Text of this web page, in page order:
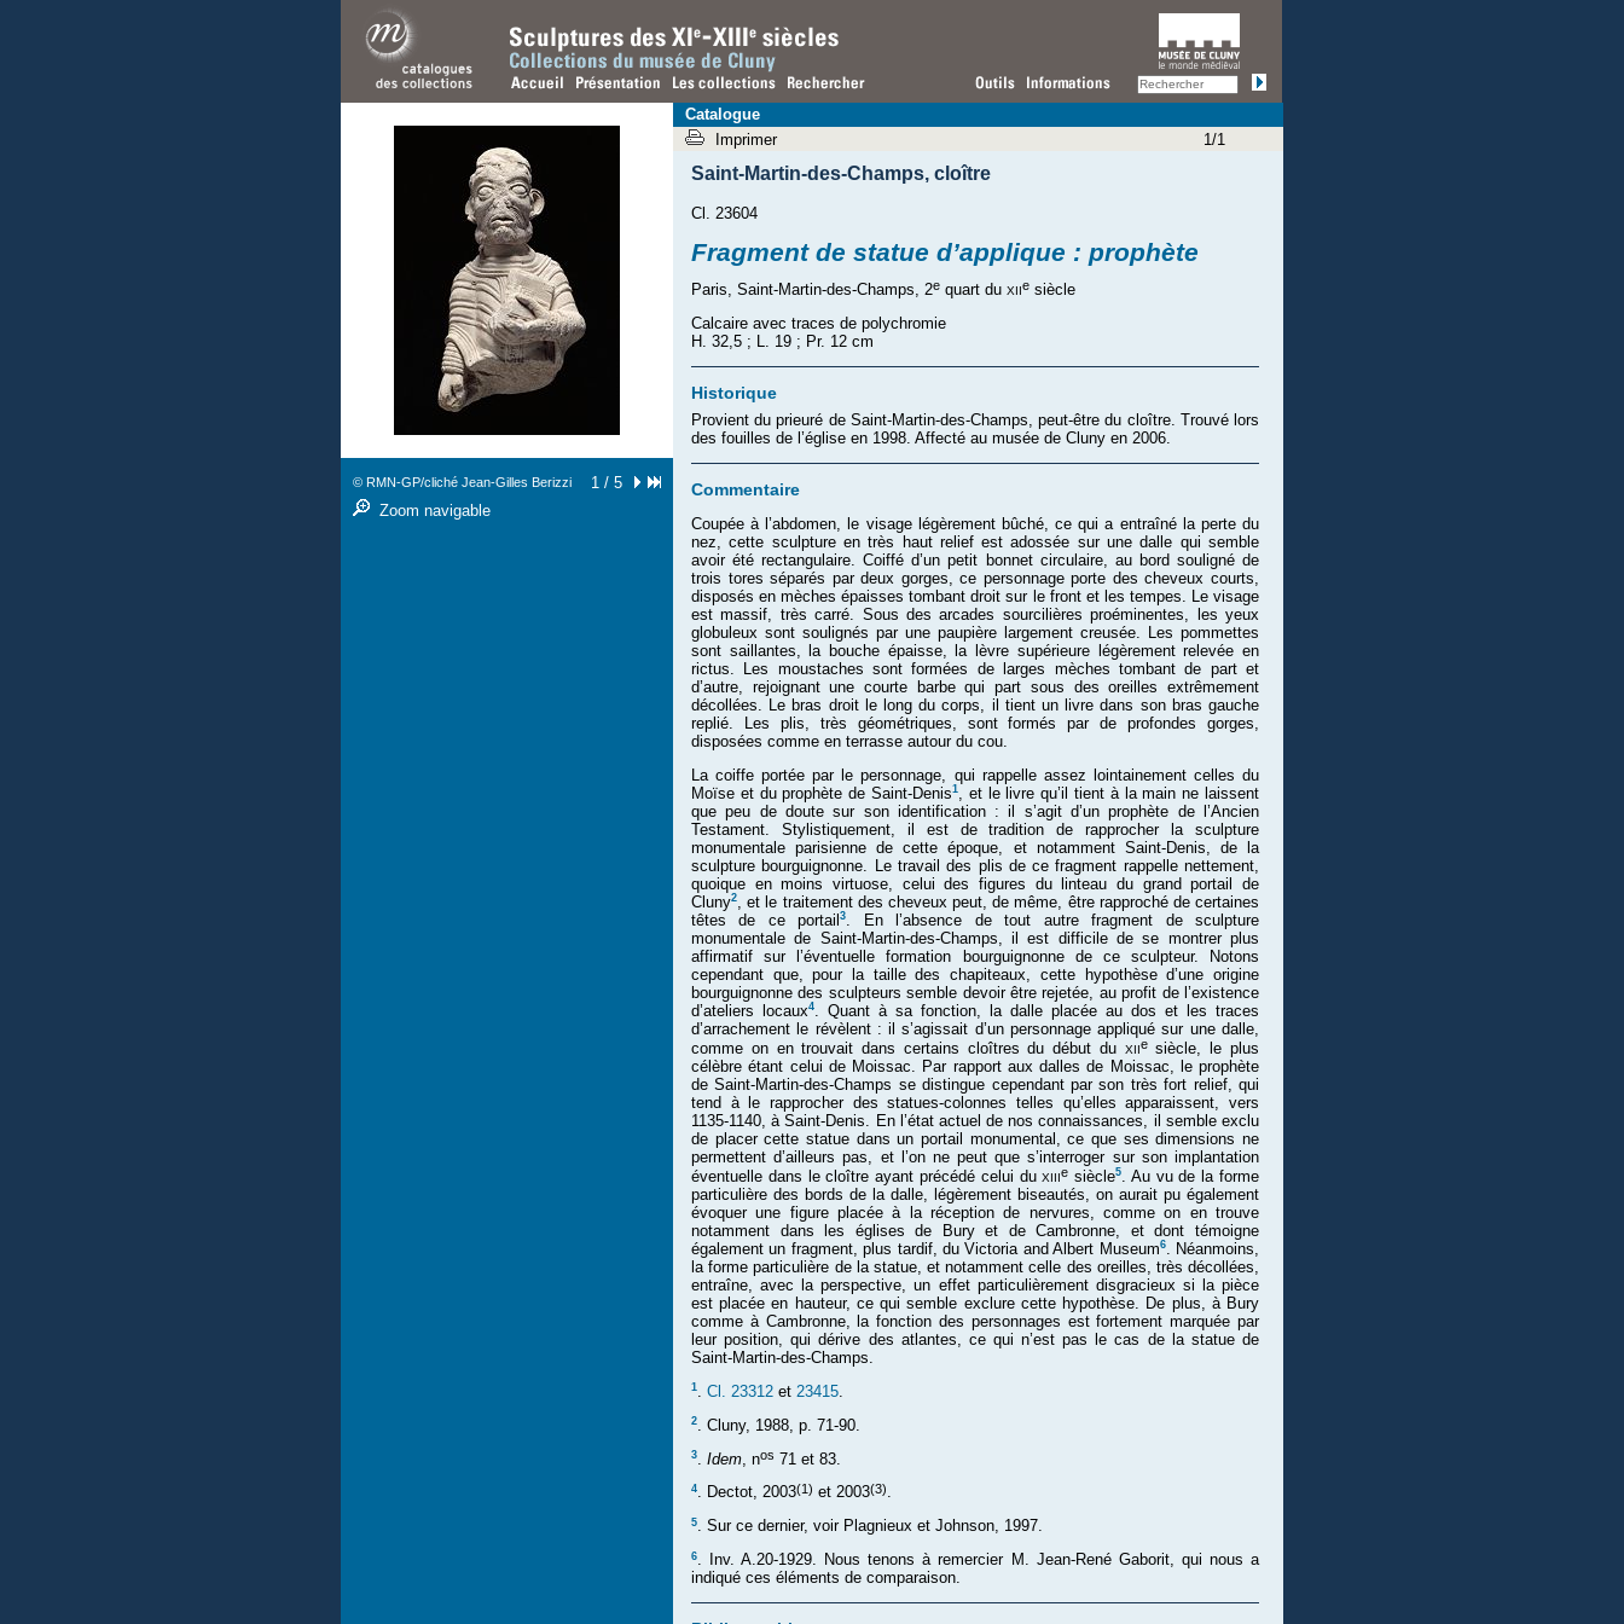
Saint-Martin-des-Champs, cloître
Cl. 23604
Fragment de statue d’applique : prophète
Paris, Saint-Martin-des-Champs, 2e quart du xiie siècle
Calcaire avec traces de polychromie
H. 32,5 ; L. 19 ; Pr. 12 cm
Historique
Provient du prieuré de Saint-Martin-des-Champs, peut-être du cloître. Trouvé lors
des fouilles de l’église en 1998. Affecté au musée de Cluny en 2006.
Commentaire
Coupée à l’abdomen, le visage légèrement bûché, ce qui a entraîné la perte du
nez, cette sculpture en très haut relief est adossée sur une dalle qui semble
avoir été rectangulaire. Coiffé d’un petit bonnet circulaire, au bord souligné de
trois tores séparés par deux gorges, ce personnage porte des cheveux courts,
disposés en mèches épaisses tombant droit sur le front et les tempes. Le visage
est massif, très carré. Sous des arcades sourcilières proéminentes, les yeux
globuleux sont soulignés par une paupière largement creusée. Les pommettes
sont saillantes, la bouche épaisse, la lèvre supérieure légèrement relevée en
rictus. Les moustaches sont formées de larges mèches tombant de part et
d’autre, rejoignant une courte barbe qui part sous des oreilles extrêmement
décollées. Le bras droit le long du corps, il tient un livre dans son bras gauche
replié. Les plis, très géométriques, sont formés par de profondes gorges,
disposées comme en terrasse autour du cou.
La coiffe portée par le personnage, qui rappelle assez lointainement celles du
Moïse et du prophète de Saint-Denis1
, et le livre qu’il tient à la main ne laissent
que peu de doute sur son identification : il s’agit d’un prophète de l’Ancien
Testament. Stylistiquement, il est de tradition de rapprocher la sculpture
monumentale parisienne de cette époque, et notamment Saint-Denis, de la
sculpture bourguignonne. Le travail des plis de ce fragment rappelle nettement,
quoique en moins virtuose, celui des figures du linteau du grand portail de
Cluny2
, et le traitement des cheveux peut, de même, être rapproché de certaines
têtes de ce portail3
. En l’absence de tout autre fragment de sculpture
monumentale de Saint-Martin-des-Champs, il est difficile de se montrer plus
affirmatif sur l’éventuelle formation bourguignonne de ce sculpteur. Notons
cependant que, pour la taille des chapiteaux, cette hypothèse d’une origine
bourguignonne des sculpteurs semble devoir être rejetée, au profit de l’existence
d’ateliers locaux4
. Quant à sa fonction, la dalle placée au dos et les traces
d’arrachement le révèlent : il s’agissait d’un personnage appliqué sur une dalle,
comme on en trouvait dans certains cloîtres du début du xiiesiècle, le plus
célèbre étant celui de Moissac. Par rapport aux dalles de Moissac, le prophète
de Saint-Martin-des-Champs se distingue cependant par son très fort relief, qui
tend à le rapprocher des statues-colonnes telles qu’elles apparaissent, vers
1135-1140, à Saint-Denis. En l’état actuel de nos connaissances, il semble exclu
de placer cette statue dans un portail monumental, ce que ses dimensions ne
permettent d’ailleurs pas, et l’on ne peut que s’interroger sur son implantation
éventuelle dans le cloître ayant précédé celui duxiiie siècle5
. Au vu de la forme
particulière des bords de la dalle, légèrement biseautés, on aurait pu également
évoquer une figure placée à la réception de nervures, comme on en trouve
notamment dans les églises de Bury et de Cambronne, et dont témoigne
également un fragment, plus tardif, du Victoria and Albert Museum6. Néanmoins,
la forme particulière de la statue, et notamment celle des oreilles, très décollées,
entraîne, avec la perspective, un effet particulièrement disgracieux si la pièce
est placée en hauteur, ce qui semble exclure cette hypothèse. De plus, à Bury
comme à Cambronne, la fonction des personnages est fortement marquée par
leur position, qui dérive des atlantes, ce qui n’est pas le cas de la statue de
Saint-Martin-des-Champs.
1 Cl. 23312 et 23415
2 . Cluny, 1988, p. 71-90.
3 Idem , nos 71 et 83.
4. Dectot, 2003(1) et 2003(3).
5. Sur ce dernier, voir Plagnieux et Johnson, 1997.
6. Inv. A.20-1929. Nous tenons à remercier M. Jean-René Gaborit, qui nous a
indiqué ces éléments de comparaison.
1 / 5
© RMN-GP/cliché Jean-Gilles Berizzi
Zoom navigable
Catalogue
Imprimer
1/1